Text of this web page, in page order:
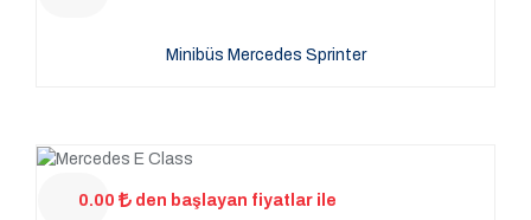
Minibüs Mercedes Sprinter
0.00 den başlayan fiyatlar ile